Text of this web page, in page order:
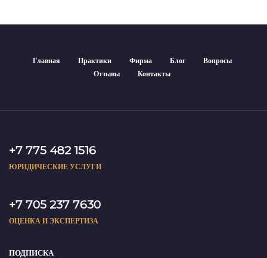
Главная Практики Фирма Блог
Вопросы
Отзывы
Контакты
+7 775 482 1516
ЮРИДИЧЕСКИЕ УСЛУГИ
+7 705 237 7630
ОЦЕНКА И ЭКСПЕРТИЗА
ПОДПИСКА